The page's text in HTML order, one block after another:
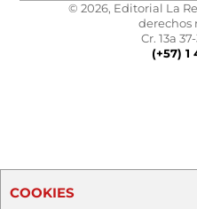
© 2026, Editorial La
derechos
Cr. 13a
(+57) 1
COOKIES